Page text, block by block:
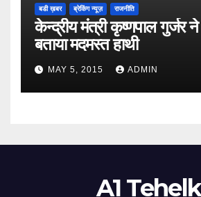
बडी ख़बर ब्रेकिंग न्यूज़ राजनीति
केन्द्रीय मंत्री कृष्णपाल गुर्जर
बताया मदमस्त हाथी
MAY 5, 2015 ADMIN
A1